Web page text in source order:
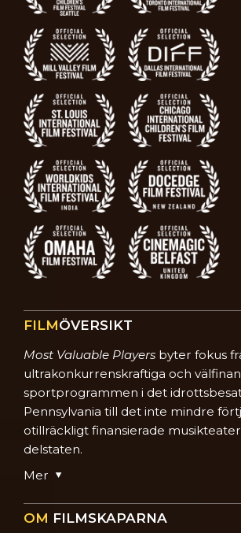
FILMÖVERSIKT
Most Valuable Players byter fokus
ultrakonkurrens­kraftiga och
sportprogrammen i det
Pennsylvania till det inte mindre
otillräckligt finansierade
delstaten.
Mer
OM FILMSKAPARNA